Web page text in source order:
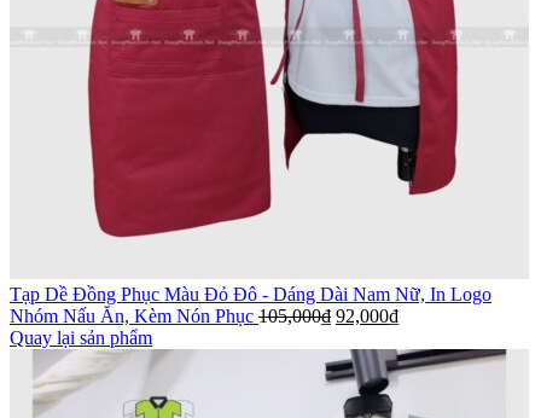
Tạp Dề Đồng Phục Màu Đỏ Đô - Dáng Dài Nam Nữ, In Logo
Nhóm Nấu Ăn, Kèm Nón Phục 105,000₫ 92,000₫
Quay lại sản phẩm